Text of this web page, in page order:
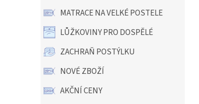
MATRACE NA VELKÉ POSTELE
LŮŽKOVINY PRO DOSPĚLÉ
ZACHRAŇ POSTÝLKU
NOVÉ ZBOŽÍ
AKČNÍ CENY